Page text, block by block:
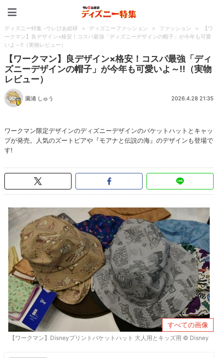
ディズニー特集 -ウレぴあ総研 > ディズニーファッション > ファッション >
【ワ
ークマン】良デザイン×格安！コスパ最強「ディズニーデザインの帽子」が今年も可愛
いよ～!!（実物レビュー）
【ワークマン】良デザイン×格安！コスパ最強「ディ
ズニーデザインの帽子」が今年も可愛いよ～!!（実物
レビュー）
園浦 しゅう 2026.4.28 21:35
ワークマン限定デザインのディズニーデザインのバケットハットとキャッ
プが発売。人気のズートピアや『モアナと伝説の海』のデザインも登場で
す!
すべての画像
【ワークマン】Disneyプリントバケットハット 大人用とキッズ用 © Disney